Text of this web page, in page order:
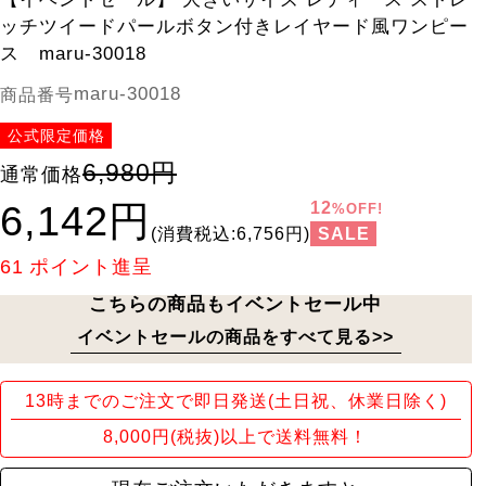
ッチツイードパールボタン付きレイヤード風ワンピー
ス maru-30018
商品番号maru-30018
公式限定価格
通常価格6,980円
6,142円 (消費税込:6,756円)
12%OFF!
SALE
61 ポイント進呈
こちらの商品もイベントセール中
イベントセールの商品をすべて見る>>
13時までのご注文で即日発送(土日祝、休業日除く)
8,000円(税抜)以上で送料無料！